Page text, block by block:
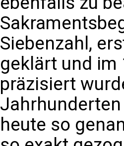
Siebenzahl,
geklärt und im
präzisiert
heute so